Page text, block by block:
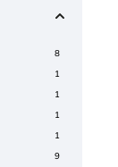
0
0
8
1
1
1
1
9